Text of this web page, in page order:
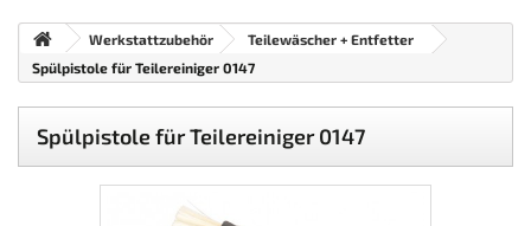
Werkstattzubehör
Teilewäscher + Entfetter
Spülpistole für Teilereiniger 0147
Spülpistole für Teilereiniger 0147